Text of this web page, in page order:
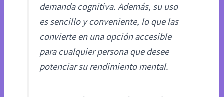
demanda cognitiva. Además, su uso
es sencillo y conveniente, lo que las
convierte en una opción accesible
para cualquier persona que desee
potenciar su rendimiento mental.